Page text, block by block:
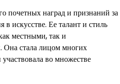
почетных наград и признаний за
искусстве. Ее талант и стиль
местными, так и
стала лицом многих
во множестве